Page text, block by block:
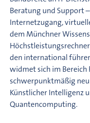
Beratung und Support
Internetzugang,
dem Münchner
den international
widmet sich im
schwerpunktmäßig
Künstlicher Intelligenz
Quantencomputing.